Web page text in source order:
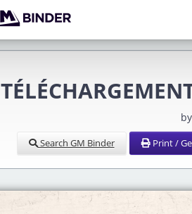
Search GM Binder Print /